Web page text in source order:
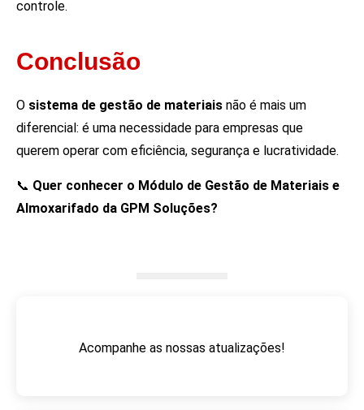
controle.
Conclusão
O sistema de gestão de materiais não é mais um
diferencial: é uma necessidade para empresas que
querem operar com eficiência, segurança e lucratividade.
📞 Quer conhecer o Módulo de Gestão de Materiais e
Almoxarifado da GPM Soluções?
Acompanhe as nossas atualizações!